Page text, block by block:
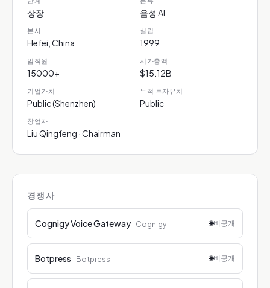
상장 음성 AI
본사
Hefei, China
설립
1999
임직원
15000+
시가총액
$15.12B
기업가치
Public (Shenzhen)
누적 투자유치
Public
창업자
Liu Qingfeng · Chairman
경쟁사
Cognigy Voice Gateway Cognigy 🌐비공개
Botpress Botpress 🌐비공개